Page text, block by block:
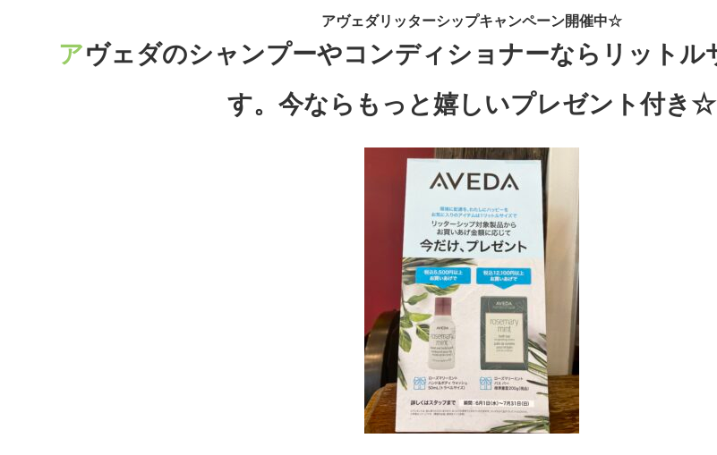
アヴェダリッターシップキャンペーン開催中☆
アヴェダのシャンプーやコンディショナーならリットルサイズがお得で
す。今ならもっと嬉しいプレゼント付き☆